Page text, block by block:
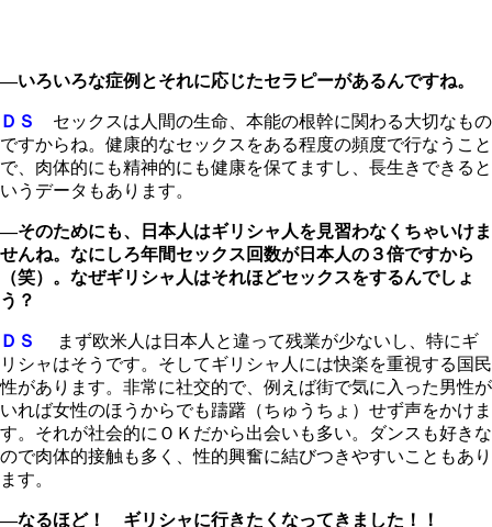
―いろいろな症例とそれに応じたセラピーがあるんですね。
ＤＳ
セックスは人間の生命、本能の根幹に関わる大切なもの
ですからね。健康的なセックスをある程度の頻度で行なうこと
で、肉体的にも精神的にも健康を保てますし、長生きできると
いうデータもあります。
―そのためにも、日本人はギリシャ人を見習わなくちゃいけま
せんね。なにしろ年間セックス回数が日本人の３倍ですから
（笑）。なぜギリシャ人はそれほどセックスをするんでしょ
う？
ＤＳ
まず欧米人は日本人と違って残業が少ないし、特にギ
リシャはそうです。そしてギリシャ人には快楽を重視する国民
性があります。非常に社交的で、例えば街で気に入った男性が
いれば女性のほうからでも躊躇（ちゅうちょ）せず声をかけま
す。それが社会的にＯＫだから出会いも多い。ダンスも好きな
ので肉体的接触も多く、性的興奮に結びつきやすいこともあり
ます。
―なるほど！ ギリシャに行きたくなってきました！！